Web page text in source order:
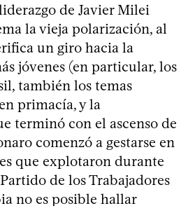
de Javier Milei
la vieja polarización, al
un giro hacia la
jóvenes (en particular, los
también los temas
primacía, y la
terminó con el ascenso de
comenzó a gestarse en
que explotaron durante
de los Trabajadores
no es posible hallar